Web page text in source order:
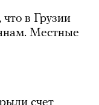
что в Грузии
Местные
счет